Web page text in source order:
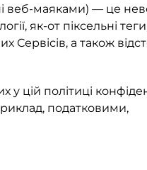
веб-маяками) — це
як-от піксельні
Сервісів, а також
цій політиці
податковими,